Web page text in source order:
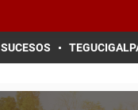
SUCESOS